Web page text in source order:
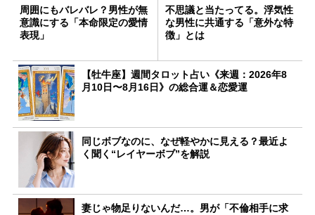
周囲にもバレバレ？男性が無
意識にする「本命限定の愛情
表現」
不思議と当たってる。浮気性
な男性に共通する「意外な特
徴」とは
【牡牛座】週間タロット占い《来週：2026年8
月10日〜8月16日》の総合運＆恋愛運
同じボブなのに、なぜ軽やかに見える？最近よ
く聞く“レイヤーボブ”を解説
妻じゃ物足りないんだ…。男が「不倫相手に求